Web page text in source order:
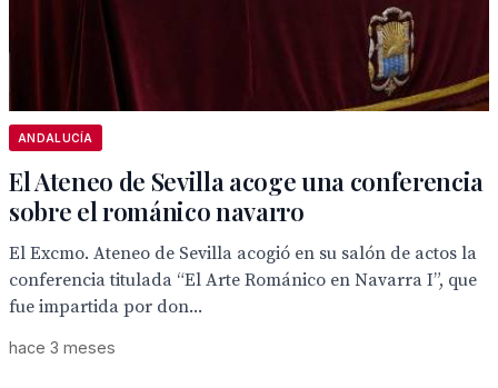
ANDALUCÍA
El Ateneo de Sevilla acoge una conferencia
sobre el románico navarro
El Excmo. Ateneo de Sevilla acogió en su salón de actos la
conferencia titulada “El Arte Románico en Navarra I”, que
fue impartida por don...
hace 3 meses